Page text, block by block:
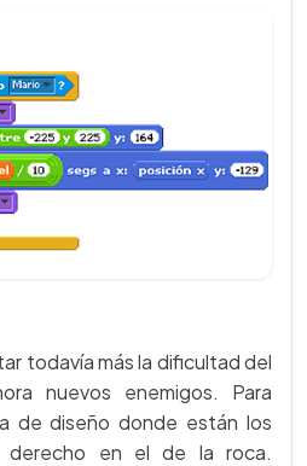
todavía más la dificultad del
nuevos enemigos. Para
de diseño donde están los
en el de la roca.